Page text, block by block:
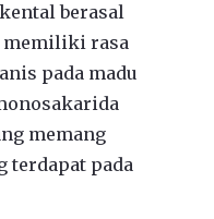
berasal
memiliki rasa
pada madu
memang
terdapat pada